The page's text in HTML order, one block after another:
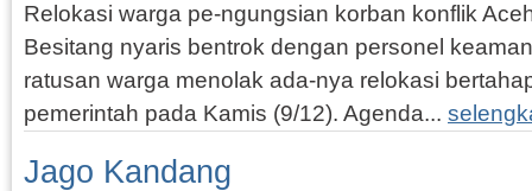
Relokasi warga pe-ngungsian korban konflik
Besitang nyaris bentrok dengan personel
ratusan warga menolak ada-nya relokasi
pemerintah pada Kamis (9/12). Agenda...
Jago Kandang